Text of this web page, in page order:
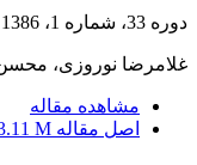
دوره 33، شماره 1، 1386
غلامرضا نوروزی،
مشاهده مقاله
اصل مقاله M